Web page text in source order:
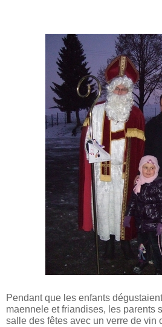
Pendant que les enfants
maennele et friandises, les parents
salle des fêtes avec un verre de vin